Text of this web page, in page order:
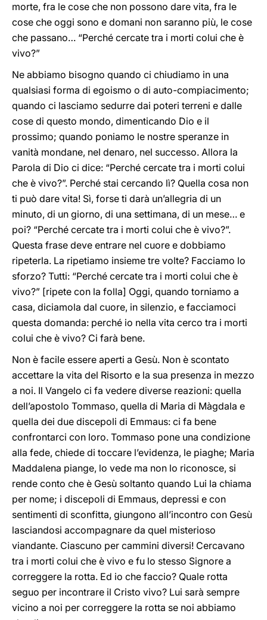
morte, fra le cose che non possono dare vita, fra le
cose che oggi sono e domani non saranno più, le cose
che passano… “Perché cercate tra i morti colui che è
vivo?”
Ne abbiamo bisogno quando ci chiudiamo in una
qualsiasi forma di egoismo o di auto-compiacimento;
quando ci lasciamo sedurre dai poteri terreni e dalle
cose di questo mondo, dimenticando Dio e il
prossimo; quando poniamo le nostre speranze in
vanità mondane, nel denaro, nel successo. Allora la
Parola di Dio ci dice: “Perché cercate tra i morti colui
che è vivo?”. Perché stai cercando lì? Quella cosa non
ti può dare vita! Sì, forse ti darà un’allegria di un
minuto, di un giorno, di una settimana, di un mese… e
poi? “Perché cercate tra i morti colui che è vivo?”.
Questa frase deve entrare nel cuore e dobbiamo
ripeterla. La ripetiamo insieme tre volte? Facciamo lo
sforzo? Tutti: “Perché cercate tra i morti colui che è
vivo?” [ripete con la folla] Oggi, quando torniamo a
casa, diciamola dal cuore, in silenzio, e facciamoci
questa domanda: perché io nella vita cerco tra i morti
colui che è vivo? Ci farà bene.
Non è facile essere aperti a Gesù. Non è scontato
accettare la vita del Risorto e la sua presenza in mezzo
a noi. Il Vangelo ci fa vedere diverse reazioni: quella
dell’apostolo Tommaso, quella di Maria di Màgdala e
quella dei due discepoli di Emmaus: ci fa bene
confrontarci con loro. Tommaso pone una condizione
alla fede, chiede di toccare l’evidenza, le piaghe; Maria
Maddalena piange, lo vede ma non lo riconosce, si
rende conto che è Gesù soltanto quando Lui la chiama
per nome; i discepoli di Emmaus, depressi e con
sentimenti di sconfitta, giungono all’incontro con Gesù
lasciandosi accompagnare da quel misterioso
viandante. Ciascuno per cammini diversi! Cercavano
tra i morti colui che è vivo e fu lo stesso Signore a
correggere la rotta. Ed io che faccio? Quale rotta
seguo per incontrare il Cristo vivo? Lui sarà sempre
vicino a noi per correggere la rotta se noi abbiamo